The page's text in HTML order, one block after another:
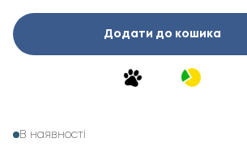
Додати до кошика
В наявності